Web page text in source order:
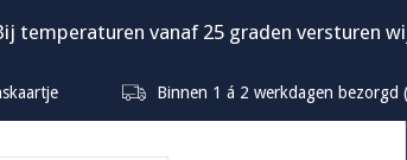
Binnen 1 á 2 werkdagen bezorgd
temperaturen vanaf 25 graden versturen